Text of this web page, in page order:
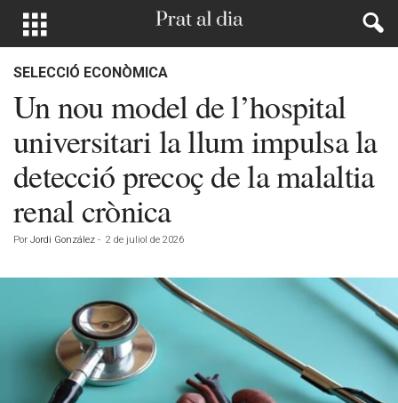
SELECCIÓ ECONÒMICA
Un nou model de l’hospital
universitari la llum impulsa la
detecció precoç de la malaltia
renal crònica
Por Jordi González - 2 de juliol de 2026